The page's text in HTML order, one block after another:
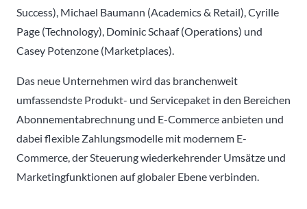
Success), Michael Baumann (Academics & Retail), Cyrille
Page (Technology), Dominic Schaaf (Operations) und
Casey Potenzone (Marketplaces).
Das neue Unternehmen wird das branchenweit
umfassendste Produkt- und Servicepaket in den Bereichen
Abonnementabrechnung und E-Commerce anbieten und
dabei flexible Zahlungsmodelle mit modernem E-
Commerce, der Steuerung wiederkehrender Umsätze und
Marketingfunktionen auf globaler Ebene verbinden.